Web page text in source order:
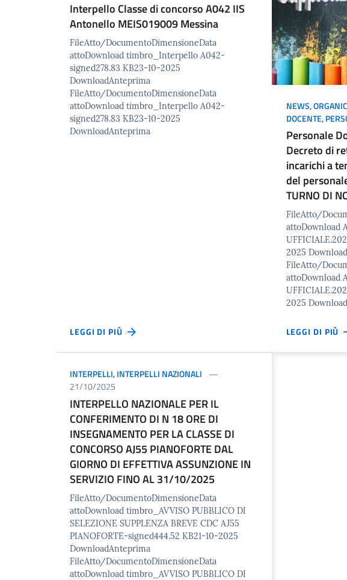
Interpello Classe di concorso A042 IIS
Antonello MEIS019009 Messina
FileAtto/DocumentoDimensioneData
attoDownload timbro_Interpello A042-
signed278.83 KB23-10-2025
DownloadAnteprima
FileAtto/DocumentoDimensioneData
attoDownload timbro_Interpello A042-
signed278.83 KB23-10-2025
DownloadAnteprima
LEGGI DI PIÙ
NEWS,
DOCENTE,
Personale
Decreto di
incarichi a
del
TURNO DI
FileAtto/
attoDownload
2025
FileAtto/
attoDownload
2025
LEGGI DI PIÙ
INTERPELLI,INTERPELLI NAZIONALI
21/10/2025
INTERPELLO NAZIONALE PER IL
CONFERIMENTO DI N 18 ORE DI
INSEGNAMENTO PER LA CLASSE DI
CONCORSO AJ55 PIANOFORTE DAL
GIORNO DI EFFETTIVA ASSUNZIONE IN
SERVIZIO FINO AL 31/10/2025
FileAtto/DocumentoDimensioneData
attoDownload timbro_AVVISO PUBBLICO DI
SELEZIONE SUPPLENZA BREVE CDC AJ55
PIANOFORTE-signed444.52 KB21-10-2025
DownloadAnteprima
FileAtto/DocumentoDimensioneData
attoDownload timbro_AVVISO PUBBLICO DI